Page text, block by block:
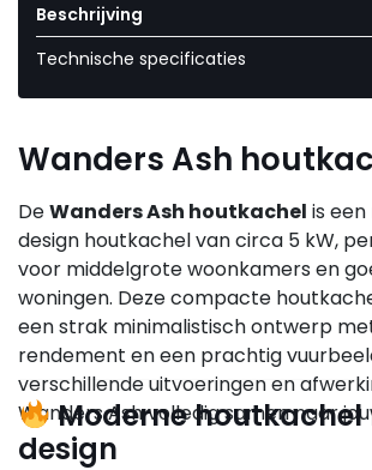
Beschrijving
Technische specificaties
Wanders Ash
DeWanders Ash houtkachel is
design houtkachel van circa 5 kW,
voor middelgrote woonkamers en
woningen. Deze compacte
een strak minimalistisch ontwerp
rendement en een prachtig
verschillende uitvoeringen en
Wanders Ash volledig samen naar
Moderne
design